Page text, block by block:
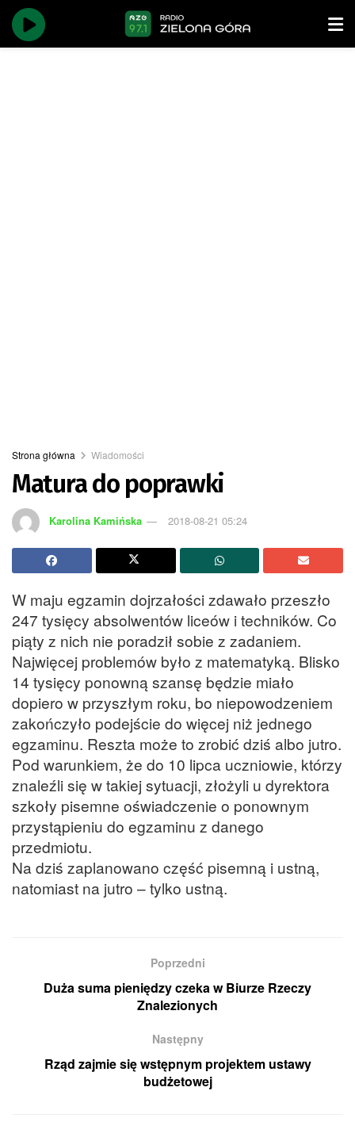
Strona główna Wiadomości
Matura do poprawki
Karolina Kamińska 2018-08-21 05:24
W maju egzamin dojrzałości zdawało przeszło
247 tysięcy absolwentów liceów i techników. Co
piąty z nich nie poradził sobie z zadaniem.
Najwięcej problemów było z matematyką. Blisko
14 tysięcy ponowną szansę będzie miało
dopiero w przyszłym roku, bo niepowodzeniem
zakończyło podejście do więcej niż jednego
egzaminu. Reszta może to zrobić dziś albo jutro.
Pod warunkiem, że do 10 lipca uczniowie, którzy
znaleźli się w takiej sytuacji, złożyli u dyrektora
szkoły pisemne oświadczenie o ponownym
przystąpieniu do egzaminu z danego
przedmiotu.
Na dziś zaplanowano część pisemną i ustną,
natomiast na jutro – tylko ustną.
Poprzedni
Duża suma pieniędzy czeka w Biurze Rzeczy
Znalezionych
Następny
Rząd zajmie się wstępnym projektem ustawy
budżetowej